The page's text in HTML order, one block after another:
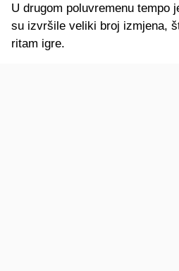
U drugom poluvremenu tempo
su izvršile veliki broj izmjena,
ritam igre.